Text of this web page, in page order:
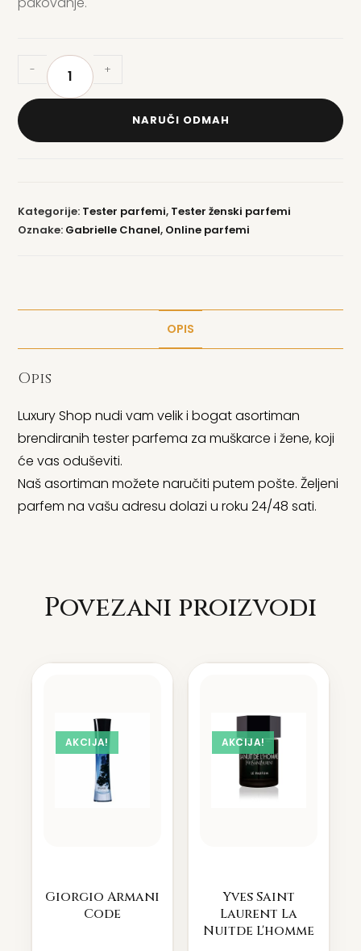
- +
NARUČI ODMAH
Kategorije: Tester parfemi, Tester ženski parfemi
Oznake: Gabrielle Chanel, Online parfemi
OPIS
Opis
Luxury Shop nudi vam velik i bogat asortiman
brendiranih tester parfema za muškarce i žene, koji
će vas oduševiti.
Naš asortiman možete naručiti putem pošte. Željeni
parfem na vašu adresu dolazi u roku 24/48 sati.
Povezani proizvodi
AKCIJA!
Giorgio Armani
Code
AKCIJA!
Yves Saint
Laurent La
Nuitde L'homme